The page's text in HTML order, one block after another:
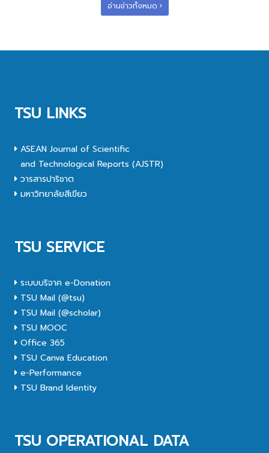
อ่านข่าวทั้งหมด
TSU LINKS
ASEAN Journal of Scientific
and Technological Reports (AJSTR)
วารสารปาริชาต
มหาวิทยาลัยสีเขียว
TSU SERVICE
ระบบบริจาค e-Donation
TSU Mail (@tsu)
TSU Mail (@scholar)
TSU MOOC
Office 365
TSU Canva Education
e-Performance
TSU Brand Identity
TSU OPERATIONAL DATA